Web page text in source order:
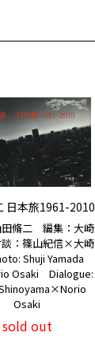
日本旅1961-2010
田脩二 編集：大崎
：篠山紀信×大崎
Shuji Yamada
Osaki Dialogue:
Osaki
sold out